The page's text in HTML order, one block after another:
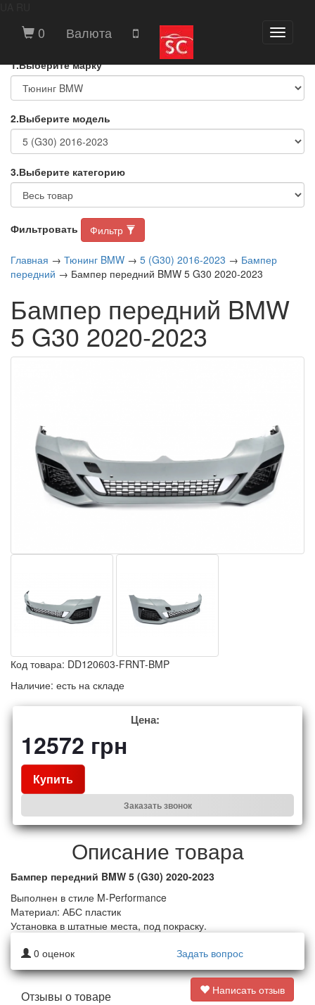
Toggle
0 Валюта
ВЫБЕРИТЕ МАРКУ И МОДЕЛЬ
АВТОМОБИЛЯ
1.Выберите марку
2.Выберите модель
3.Выберите категорию
Фильтровать Фильтр
Главная → Тюнинг BMW → 5 (G30) 2016-2023 → Бампер
передний → Бампер передний BMW 5 G30 2020-2023
Бампер передний BMW
5 G30 2020-2023
Код товара: DD120603-FRNT-BMP
Наличие: есть на складе
Цена:
12572 грн
Купить
Заказать звонок
Описание товара
Бампер передний BMW 5 (G30) 2020-2023
Выполнен в стиле M-Performance
Материал: АБС пластик
Установка в штатные места, под покраску.
0 оценок Задать вопрос
Отзывы о товаре
Написать отзыв